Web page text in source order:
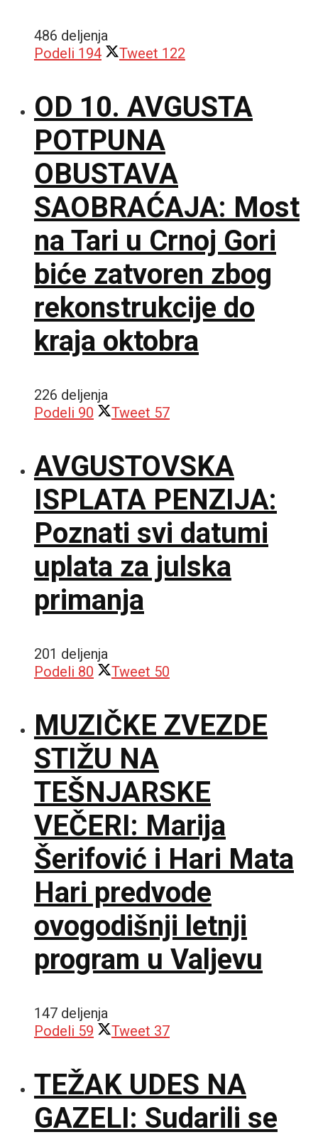
486 deljenja
Podeli 194 Tweet 122
OD 10. AVGUSTA
POTPUNA
OBUSTAVA
SAOBRAĆAJA: Most
na Tari u Crnoj Gori
biće zatvoren zbog
rekonstrukcije do
kraja oktobra
226 deljenja
Podeli 90 Tweet 57
AVGUSTOVSKA
ISPLATA PENZIJA:
Poznati svi datumi
uplata za julska
primanja
201 deljenja
Podeli 80 Tweet 50
MUZIČKE ZVEZDE
STIŽU NA
TEŠNJARSKE
VEČERI: Marija
Šerifović i Hari Mata
Hari predvode
ovogodišnji letnji
program u Valjevu
147 deljenja
Podeli 59 Tweet 37
TEŽAK UDES NA
GAZELI: Sudarili se